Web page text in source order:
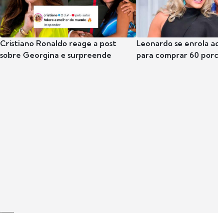
Cristiano Ronaldo reage a post
sobre Georgina e surpreende
Leonardo se enrola
para comprar 60